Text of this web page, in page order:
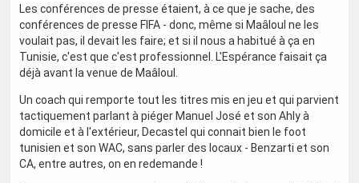
Les conférences de presse étaient, à ce que je sache, des
conférences de presse FIFA - donc, même si Maâloul ne les
voulait pas, il devait les faire; et si il nous a habitué à ça en
Tunisie, c'est que c'est professionnel. L'Espérance faisait ça
déjà avant la venue de Maâloul.
Un coach qui remporte tout les titres mis en jeu et qui parvient
tactiquement parlant à piéger Manuel José et son Ahly à
domicile et à l'extérieur, Decastel qui connait bien le foot
tunisien et son WAC, sans parler des locaux - Benzarti et son
CA, entre autres, on en redemande !